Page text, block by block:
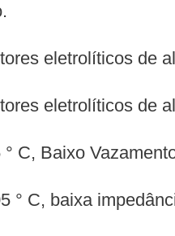
eletrolíticos de
eletrolíticos de
° C, Baixo
° C, baixa